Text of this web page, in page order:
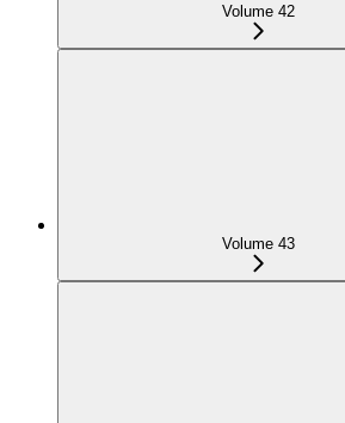
Volume 42
Volume 43